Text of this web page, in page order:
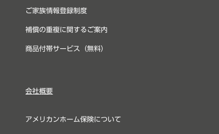
ご家族情報登録制度
補償の重複に関するご案内
商品付帯サービス（無料）
会社概要
アメリカンホーム保険について